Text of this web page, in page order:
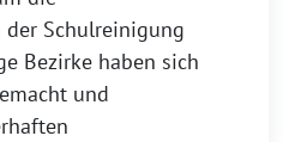
Schulreinigung
Bezirke haben sich
und